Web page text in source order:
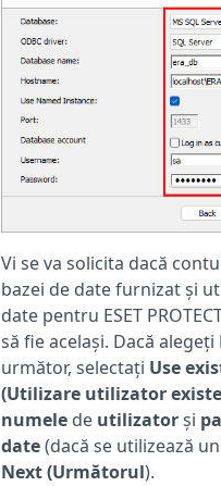
Vi se va solicita dacă
bazei de date furnizat și
date pentru ESET
să fie același. Dacă alegeți
următor, selectați Use
(Utilizare utilizator
numele de utilizatorși
date(dacă se utilizează
Next (Următorul).